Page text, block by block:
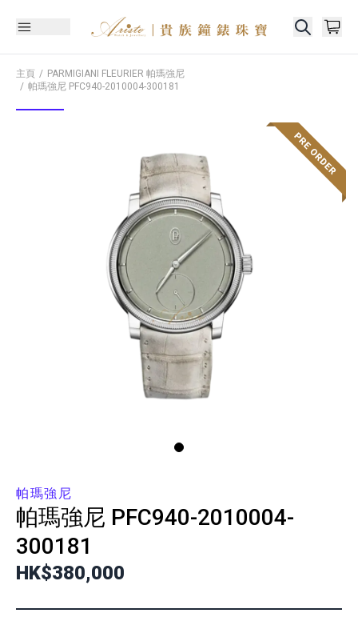
主頁
PARMIGIANI FLEURIER 帕瑪強尼
帕瑪強尼 PFC940-2010004-300181
帕瑪強尼
帕瑪強尼 PFC940-2010004-
300181
HK$380,000